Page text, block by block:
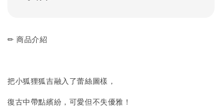
✏ 商品介紹
把小狐狸狐吉融入了蕾絲圖樣，
復古中帶點繽紛，可愛但不失優雅！